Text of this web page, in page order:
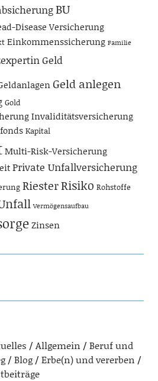
BU
Disease Versicherung
Einkommenssicherung Familie
Geld
Geld anlegen
Gold
Invaliditätsversicherung
Kapital
Multi-Risk-Versicherung
Private Unfallversicherung
RiesterRisiko Rohstoffe
Vermögensaufbau
Zinsen
Allgemein
Beruf und
Blog
Erbe(n) und vererben